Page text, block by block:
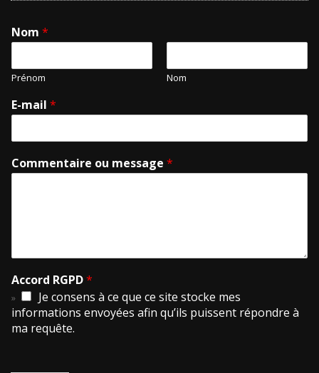
Nom *
Prénom Nom
E-mail *
Commentaire ou message *
Accord RGPD*
Je consens à ce que ce site stocke mes
informations envoyées afin qu’ils puissent répondre à
ma requête.